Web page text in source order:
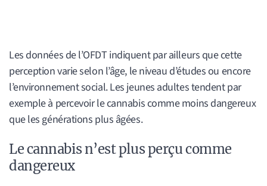
Les données de l’OFDT indiquent par ailleurs que cette
perception varie selon l’âge, le niveau d’études ou encore
l’environnement social. Les jeunes adultes tendent par
exemple à percevoir le cannabis comme moins dangereux
que les générations plus âgées.
Le cannabis n’est plus perçu comme
dangereux